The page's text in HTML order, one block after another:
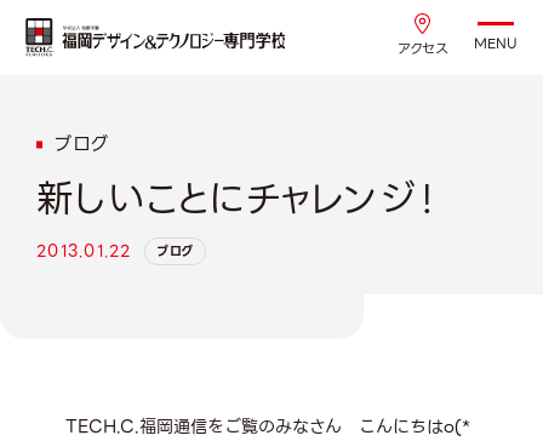
アクセス MENU
ブログ
新しいことにチャレンジ！
2013.01.22 ブログ
TECH.C.福岡通信をご覧のみなさん こんにちはo(*